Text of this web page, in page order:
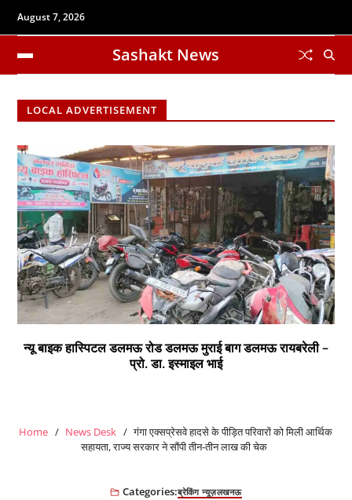
August 7, 2026
Sashakt News
LOCAL ADVERTISEMENT
न्यू बाइक हास्पिटल डलमऊ रोड डलमऊ मुराई बाग डलमऊ रायबरेली –
प्रो. डा. इस्माइल भाई
Home News Desk
गंगा एक्सप्रेसवे हादसे के पीड़ित परिवारों को मिली आर्थिक
सहायता, राज्य सरकार ने सौंपी तीन-तीन लाख की चेक
Categories:ब्रेकिंग न्यूज़लखनऊ